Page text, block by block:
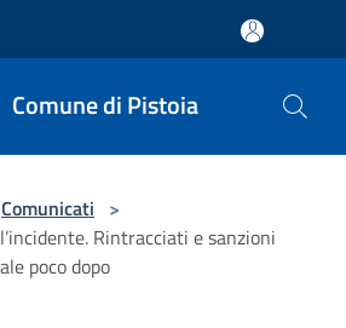
Comune di Pistoia
Comunicati >
Rintracciati e sanzioni
poco dopo